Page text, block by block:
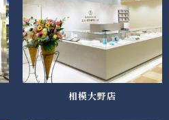
相模大野店